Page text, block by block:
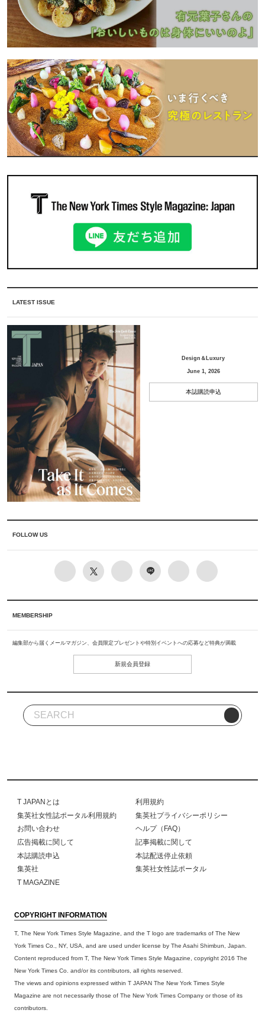
LATEST ISSUE
Design＆Luxury
June 1, 2026
本誌購読申込
FOLLOW US
MEMBERSHIP
編集部から届くメールマガジン、会員限定プレゼントや特別イベントへの応募など特典が満載
新規会員登録
T JAPANとは
利用規約
集英社女性誌ポータル利用規約
集英社プライバシーポリシー
お問い合わせ
ヘルプ（FAQ）
広告掲載に関して
記事掲載に関して
本誌購読申込
本誌配送停止依頼
集英社
集英社女性誌ポータル
T MAGAZINE
COPYRIGHT INFORMATION
T, The New York Times Style Magazine, and the T logo are trademarks of The New
York Times Co., NY, USA, and are used under license by The Asahi Shimbun, Japan.
Content reproduced from T, The New York Times Style Magazine, copyright 2016 The
New York Times Co. and/or its contributors, all rights reserved.
The views and opinions expressed within T JAPAN The New York Times Style
Magazine are not necessarily those of The New York Times Company or those of its
contributors.